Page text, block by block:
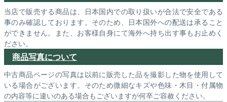
当店で販売する商品は、日本国内での取り扱いが合法で安全である
事のみ確認しております。そのため、日本国外への配送は承ること
ができません。また、お客様自身にて海外へ持ち出す事もお止めく
ださい。
商品写真について
中古商品ページの写真は以前に販売した品を撮影した物を使用して
いる場合がございます。そのため微細なキズや色味・木目・付属物
の内容等に違いのある場合もございますが何卒ご容赦ください。